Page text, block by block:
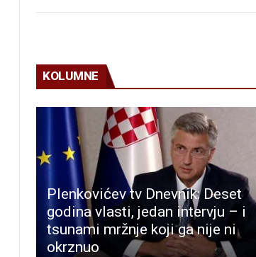
KOLUMNE
Plenkovićev tv Dnevnik: Deset
godina vlasti, jedan intervju – i
tsunami mržnje koji ga nije ni
okrznuo